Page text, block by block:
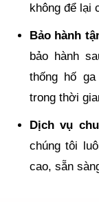
không để lại
Bảo hành
bảo hành
thống hố
trong thời
Dịch vụ
chúng tôi
cao, sẵn